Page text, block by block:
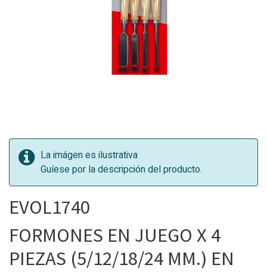
La imágen es ilustrativa
Guíese por la descripción del producto.
EVOL1740
FORMONES EN JUEGO X 4
PIEZAS (5/12/18/24 MM.) EN